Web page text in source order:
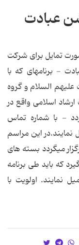
عبادت
تمایل برای شرکت
- برنامه‏ای که با
السلام و گروه
اسلامی واقع در
- با شماره تماس
تماس حاصل نمایند.در این مراسم
می‏گردد بسته های
که باید طی برنامه
نمایند. اولویت با